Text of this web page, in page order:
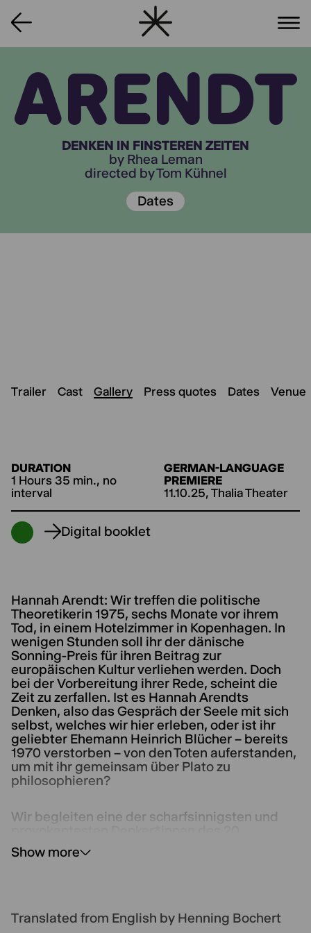
ARENDT
DENKEN IN FINSTEREN ZEITEN
by Rhea Leman
directed by Tom Kühnel
Dates
Trailer Cast Gallery Press quotes Dates Venue
DURATION
1 Hours 35 min., no
interval
GERMAN-LANGUAGE
PREMIERE
11.10.25, Thalia Theater
Digital booklet
Hannah Arendt: Wir treffen die politische
Theoretikerin 1975, sechs Monate vor ihrem
Tod, in einem Hotelzimmer in Kopenhagen. In
wenigen Stunden soll ihr der dänische
Sonning-Preis für ihren Beitrag zur
europäischen Kultur verliehen werden. Doch
bei der Vorbereitung ihrer Rede, scheint die
Zeit zu zerfallen. Ist es Hannah Arendts
Denken, also das Gespräch der Seele mit sich
selbst, welches wir hier erleben, oder ist ihr
geliebter Ehemann Heinrich Blücher – bereits
1970 verstorben – von den Toten auferstanden,
um mit ihr gemeinsam über Plato zu
philosophieren?
Wir begleiten eine der scharfsinnigsten und
Jahrhunderts auf eine Reise surrealen
Erinnerns: von Deutschland und dem
einer geistigen Heimat zur Ruhe kommt. Dann
aber: Jerusalem 1961, der Eichmann-Prozess.
Show more
Translated from English by Henning Bochert